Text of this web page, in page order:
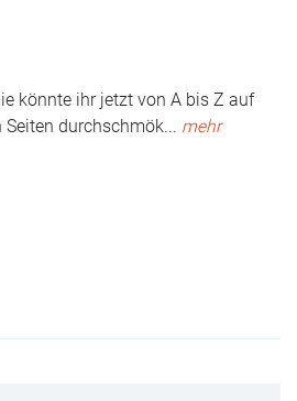
könnte ihr jetzt von A bis Z auf
Seiten durchschmök... mehr